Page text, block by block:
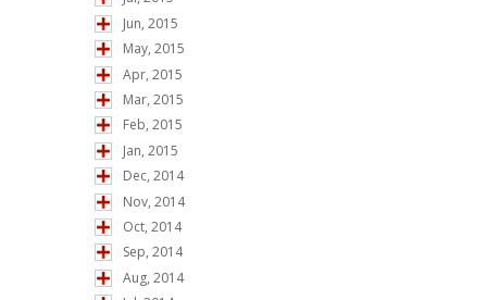
Jun, 2015
May, 2015
Apr, 2015
Mar, 2015
Feb, 2015
Jan, 2015
Dec, 2014
Nov, 2014
Oct, 2014
Sep, 2014
Aug, 2014